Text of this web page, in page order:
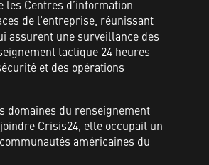
Centres d’information
de l’entreprise, réunissant
assurent une surveillance des
tactique 24 heures
et des opérations
domaines du renseignement
Crisis24, elle occupait un
américaines du